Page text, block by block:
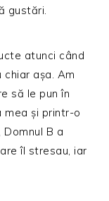
gustări.
atunci când
chiar așa. Am
să le pun în
mea și printr-o
B a
îl stresau, iar